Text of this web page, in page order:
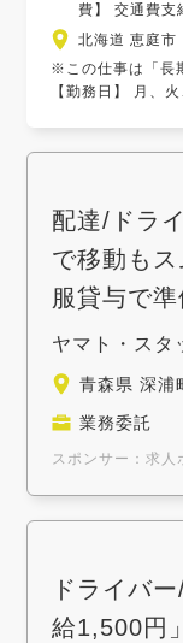
費】 交通費支
北海道 恵庭市
※この仕事は「長
【勤務日】 月、
配達/ドラ
で移動も
服貸与で
ヤマト・スタ
青森県 深浦
業務委託
スポンサー：求人
ドライバ
給1,500円